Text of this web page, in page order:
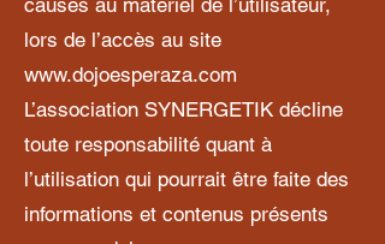
causés au matériel de l’utilisateur,
lors de l’accès au site
www.dojoesperaza.com
L’association SYNERGETIK décline
toute responsabilité quant à
l’utilisation qui pourrait être faite des
informations et contenus présents